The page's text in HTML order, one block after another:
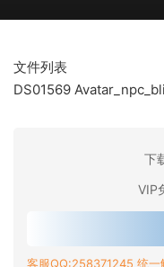
文件列表
DS01569
下
VIP
客服QQ:258371245 统